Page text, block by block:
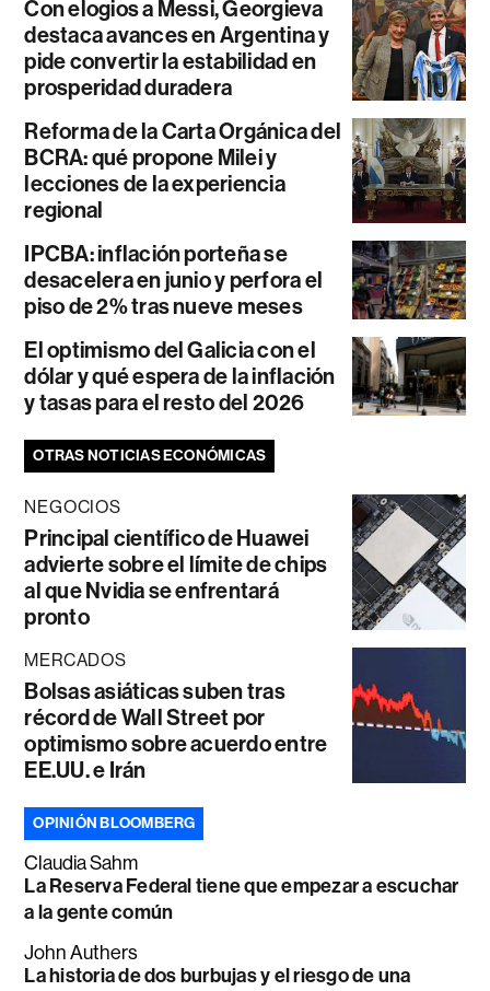
Con elogios a Messi, Georgieva
destaca avances en Argentina y
pide convertir la estabilidad en
prosperidad duradera
Reforma de la Carta Orgánica del
BCRA: qué propone Milei y
lecciones de la experiencia
regional
IPCBA: inflación porteña se
desacelera en junio y perfora el
piso de 2% tras nueve meses
El optimismo del Galicia con el
dólar y qué espera de la inflación
y tasas para el resto del 2026
OTRAS NOTICIAS ECONÓMICAS
NEGOCIOS
Principal científico de Huawei
advierte sobre el límite de chips
al que Nvidia se enfrentará
pronto
MERCADOS
Bolsas asiáticas suben tras
récord de Wall Street por
optimismo sobre acuerdo entre
EE.UU. e Irán
OPINIÓN BLOOMBERG
Claudia Sahm
La Reserva Federal tiene que empezar a escuchar
a la gente común
John Authers
La historia de dos burbujas y el riesgo de una